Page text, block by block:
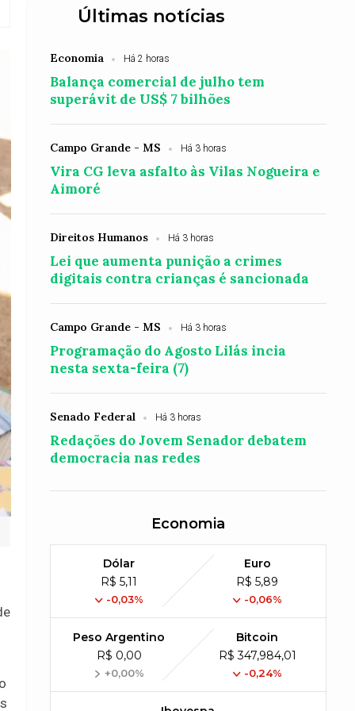
Últimas notícias
Economia Há 2 horas
Balança comercial de julho tem
superávit de US$ 7 bilhões
Campo Grande - MS Há 3 horas
Vira CG leva asfalto às Vilas Nogueira e
Aimoré
Direitos Humanos Há 3 horas
Lei que aumenta punição a crimes
digitais contra crianças é sancionada
Campo Grande - MS Há 3 horas
Programação do Agosto Lilás incia
nesta sexta-feira (7)
Senado Federal Há 3 horas
Redações do Jovem Senador debatem
democracia nas redes
Economia
Dólar
R$ 5,11
-0,03%
Euro
R$ 5,89
-0,06%
Peso Argentino
R$ 0,00
+0,00%
Bitcoin
R$ 347,984,01
-0,24%